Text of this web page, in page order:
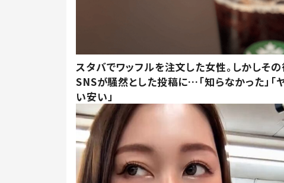
スタバでワッフルを注文した女性。しかしその
SNSが騒然とした投稿に…「知らなかった」「
い安い」